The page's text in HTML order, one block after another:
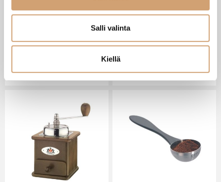
Salli valinta
Kiellä
Gefu Lorenzo käsikäyttöinen kahvimylly
Heti saatavilla verkkokaupasta
Lue lisää
Grunwerg kahvilusikka 4kpl
Heti saatavilla verkkokaupasta
6,90 €
Lue lisää